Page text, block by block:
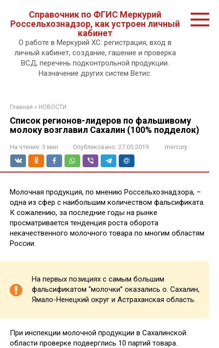
контенту.
Справочник по ФГИС Меркурий
Россельхознадзор, как устроен личный
кабинет
О работе в Меркурий ХС: регистрация, вход в
личный кабинет, создание, гашение и проверка
ВСД, перечень подконтрольной продукции.
Назначение других систем Ветис.
Главная » НОВОСТИ
Список регионов-лидеров по фальшивому
молоку возглавил Сахалин (100% подделок)
На чтение: 3 мин Опубликовано: 27.05.2019 mercury
Молочная продукция, по мнению Россельхознадзора, –
одна из сфер с наибольшим количеством фальсификата.
К сожалению, за последние годы на рынке
просматривается тенденция роста оборота
некачественного молочного товара по многим областям
России.
На первых позициях с самым большим
фальсификатом “молочки” оказались о. Сахалин,
Ямало-Ненецкий округ и Астраханская область.
При инспекции молочной продукции в Сахалинской
области проверке подверглись 10 партий товара.